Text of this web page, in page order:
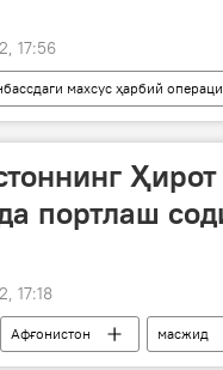
17:56
махсус ҳарбий
АҚШ Россия
портлаш
17:18
Афғонистон масжид